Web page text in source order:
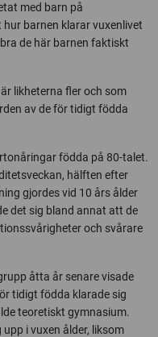
med barn på
barnen klarar vuxenlivet
de här barnen faktiskt
likheterna fler och som
av de för tidigt födda
födda på 80-talet.
hälften efter
gjordes vid 10 års ålder
det sig bland annat att de
och svårare
åtta år senare visade
tidigt födda klarade sig
teoretiskt gymnasium.
i vuxen ålder, liksom